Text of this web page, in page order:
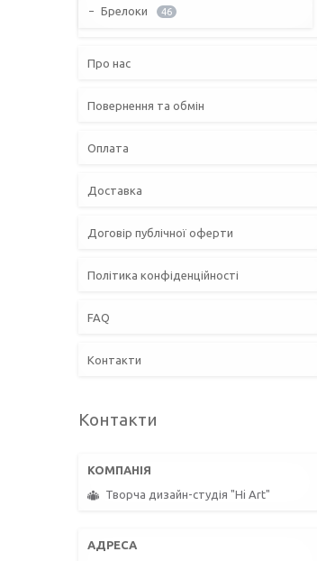
Брелоки 46
Про нас
Повернення та обмін
Оплата
Доставка
Договір публічної оферти
Політика конфіденційності
FAQ
Контакти
Контакти
Творча дизайн-студія "Hi Art"